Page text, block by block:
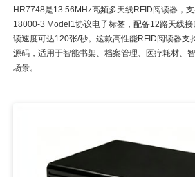
HR7748是13.56MHz高频多天线RFID阅读器，
18000-3 Model1协议电子标签，配备12路天线
读速度可达120张/秒。这款高性能RFID阅读器支
源码，适用于智能书架、档案管理、医疗耗材、
场景。